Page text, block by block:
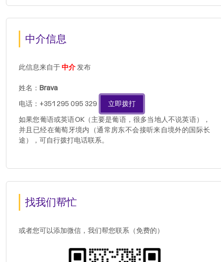
中介信息
此信息来自于中介发布
姓名： Brava
电话：+351 295 095 329
立即拨打
如果您葡语或英语OK（主要是葡语，很多当地人不说英语），
并且已经在葡萄牙境内（通常房东不会接听来自境外的国际长
途），可自行拨打电话联系。
找我们帮忙
或者您可以添加微信，我们帮您联系（免费的）